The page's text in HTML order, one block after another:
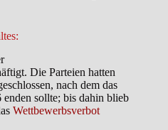
Die Parteien hatten
nach dem das
sollte; bis dahin blieb
Wettbewerbsverbot